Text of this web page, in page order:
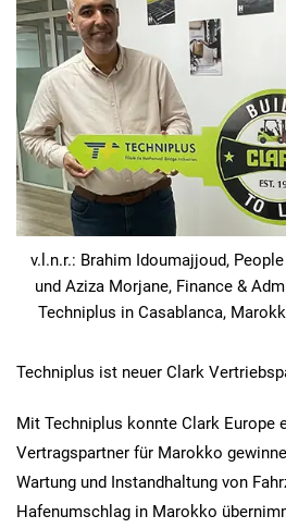
v.l.n.r.: Brahim Idoumajjoud,
und Aziza Morjane, Finance &
Techniplus in Casablanca,
Techniplus ist neuer Clark
Mit Techniplus konnte Clark Europe
Vertragspartner für Marokko
Wartung und Instandhaltung von
Hafenumschlag in Marokko